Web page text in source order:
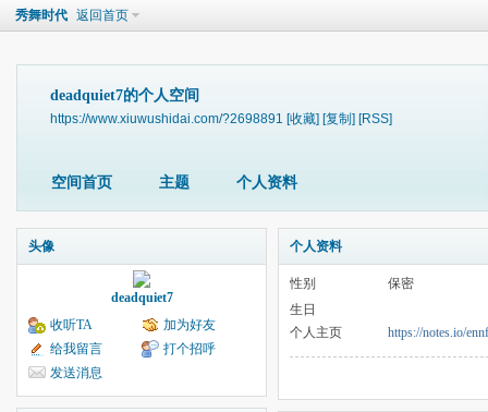
秀舞时代 返回首页
deadquiet7的个人空间
https://www.xiuwushidai.com/?2698891 [收藏] [复制] [RSS]
空间首页 主题 个人资料
头像
deadquiet7
收听TA
加为好友
给我留言
打个招呼
发送消息
个人资料
性别
保密
生日
个人主页
https://notes.io/